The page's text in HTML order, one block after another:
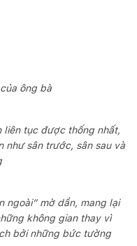
ông bà
liên tục được thống nhất,
như sân trước, sân sau và
ngoài” mờ dần, mang lại
không gian thay vì
bởi những bức tường